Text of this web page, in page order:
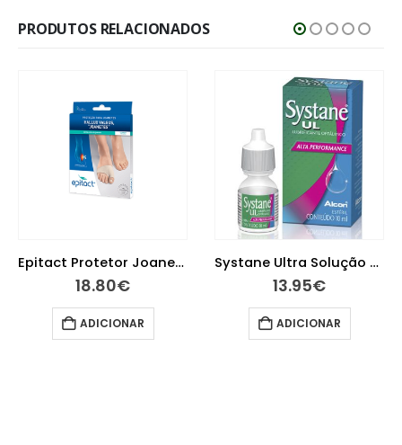
PRODUTOS RELACIONADOS
Epitact Protetor Joanetes Tamanho L
18.80€
ADICIONAR
Systane Ultra Solução Oftalmológica Lubrificante 10 ml
13.95€
ADICIONAR